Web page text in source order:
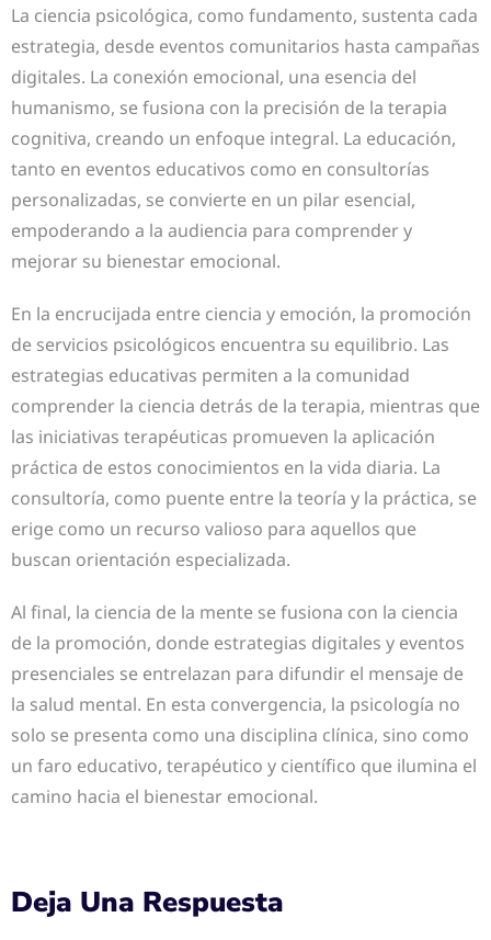
La ciencia psicológica, como fundamento, sustenta cada
estrategia, desde eventos comunitarios hasta campañas
digitales. La conexión emocional, una esencia del
humanismo, se fusiona con la precisión de la terapia
cognitiva, creando un enfoque integral. La educación,
tanto en eventos educativos como en consultorías
personalizadas, se convierte en un pilar esencial,
empoderando a la audiencia para comprender y
mejorar su bienestar emocional.
En la encrucijada entre ciencia y emoción, la promoción
de servicios psicológicos encuentra su equilibrio. Las
estrategias educativas permiten a la comunidad
comprender la ciencia detrás de la terapia, mientras que
las iniciativas terapéuticas promueven la aplicación
práctica de estos conocimientos en la vida diaria. La
consultoría, como puente entre la teoría y la práctica, se
erige como un recurso valioso para aquellos que
buscan orientación especializada.
Al final, la ciencia de la mente se fusiona con la ciencia
de la promoción, donde estrategias digitales y eventos
presenciales se entrelazan para difundir el mensaje de
la salud mental. En esta convergencia, la psicología no
solo se presenta como una disciplina clínica, sino como
un faro educativo, terapéutico y científico que ilumina el
camino hacia el bienestar emocional.
Deja Una Respuesta